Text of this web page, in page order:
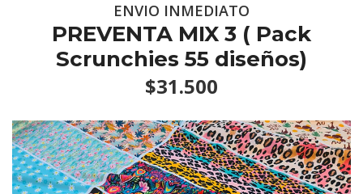
ENVIO INMEDIATO
PREVENTA MIX 3 ( Pack
Scrunchies 55 diseños)
$31.500